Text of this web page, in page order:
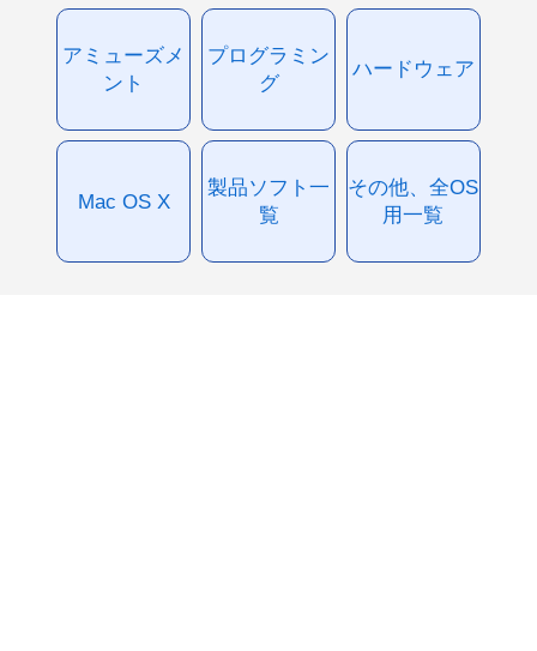
アミューズメ
ント
プログラミン
グ
ハードウェア
Mac OS X
製品ソフト一
覧
その他、全OS
用一覧